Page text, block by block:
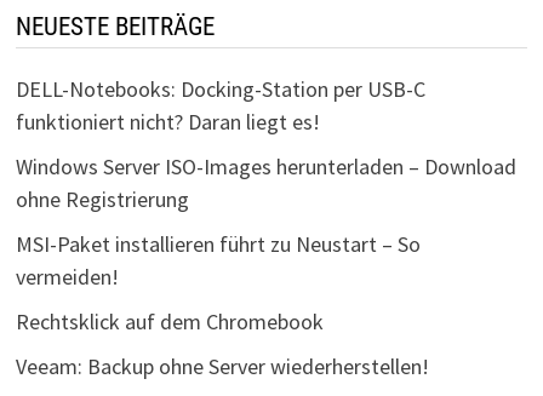
NEUESTE BEITRÄGE
DELL-Notebooks: Docking-Station per USB-C
funktioniert nicht? Daran liegt es!
Windows Server ISO-Images herunterladen – Download
ohne Registrierung
MSI-Paket installieren führt zu Neustart – So
vermeiden!
Rechtsklick auf dem Chromebook
Veeam: Backup ohne Server wiederherstellen!